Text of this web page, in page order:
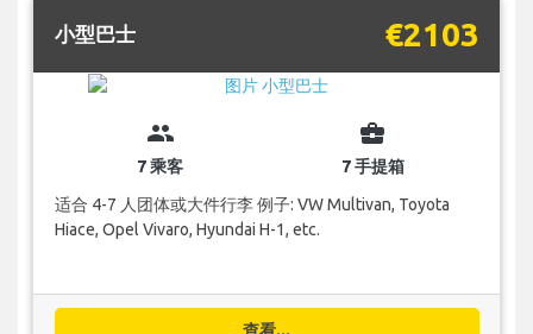
小型巴士 €2103
group
7 乘客
business_center
7 手提箱
适合 4-7 人团体或大件行李 例子: VW Multivan, Toyota
Hiace, Opel Vivaro, Hyundai H-1, etc.